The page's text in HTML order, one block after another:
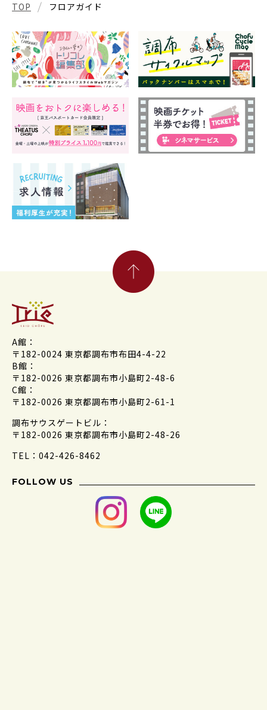
TOP フロアガイド
A館：
〒182-0024 東京都調布市布田4-4-22
B館：
〒182-0026 東京都調布市小島町2-48-6
C館：
〒182-0026 東京都調布市小島町2-61-1
調布サウスゲートビル：
〒182-0026 東京都調布市小島町2-48-26
TEL：042-426-8462
FOLLOW US